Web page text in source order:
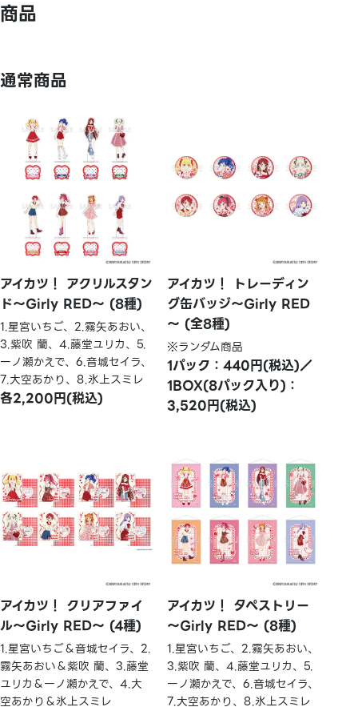
商品
通常商品
アイカツ！ アクリルスタン
ド～Girly RED～ (8種)
1.星宮いちご、2.霧矢あおい、
3.紫吹 蘭、4.藤堂ユリカ、5.
一ノ瀬かえで、6.音城セイラ、
7.大空あかり、8.氷上スミレ
各2,200円(税込)
アイカツ！ トレーディン
グ缶バッジ～Girly RED
～ (全8種)
※ランダム商品
1パック：440円(税込)／
1BOX(8パック入り)：
3,520円(税込)
アイカツ！ クリアファイ
ル～Girly RED～ (4種)
1.星宮いちご＆音城セイラ、2.
霧矢あおい＆紫吹 蘭、3.藤堂
ユリカ＆一ノ瀬かえで、4.大
空あかり＆氷上スミレ
アイカツ！ タペストリー
～Girly RED～ (8種)
1.星宮いちご、2.霧矢あおい、
3.紫吹 蘭、4.藤堂ユリカ、5.
一ノ瀬かえで、6.音城セイラ、
7.大空あかり、8.氷上スミレ